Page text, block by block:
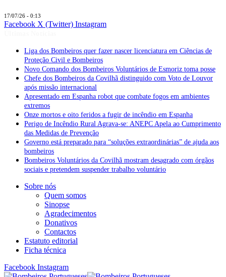
17/07/26 - 0:13
Facebook X (Twitter) Instagram
Liga dos Bombeiros quer fazer nascer licenciatura em Ciências de
Proteção Civil e Bombeiros
Novo Comando dos Bombeiros Voluntários de Esmoriz toma posse
Chefe dos Bombeiros da Covilhã distinguido com Voto de Louvor
após missão internacional
Apresentado em Espanha robot que combate fogos em ambientes
extremos
Onze mortos e oito feridos a fugir de incêndio em Espanha
Perigo de Incêndio Rural Agrava-se: ANEPC Apela ao Cumprimento
das Medidas de Prevenção
Governo está preparado para “soluções extraordinárias” de ajuda aos
bombeiros
Bombeiros Voluntários da Covilhã mostram desagrado com órgãos
sociais e pretendem suspender trabalho voluntário
Sobre nós
Quem somos
Sinopse
Agradecimentos
Donativos
Contactos
Estatuto editorial
Ficha técnica
Facebook Instagram